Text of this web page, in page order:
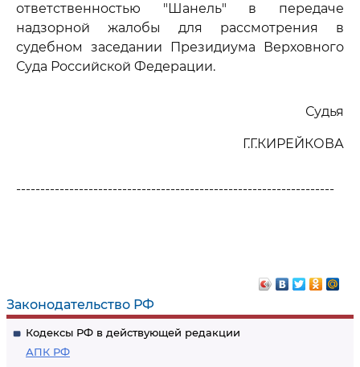
Законодательство РФ
Кодексы РФ в действующей редакции
АПК РФ
ответственностью "Шанель" в передаче
надзорной жалобы для рассмотрения в
судебном заседании Президиума Верховного
Суда Российской Федерации.
Судья
Г.Г.КИРЕЙКОВА
------------------------------------------------------------------